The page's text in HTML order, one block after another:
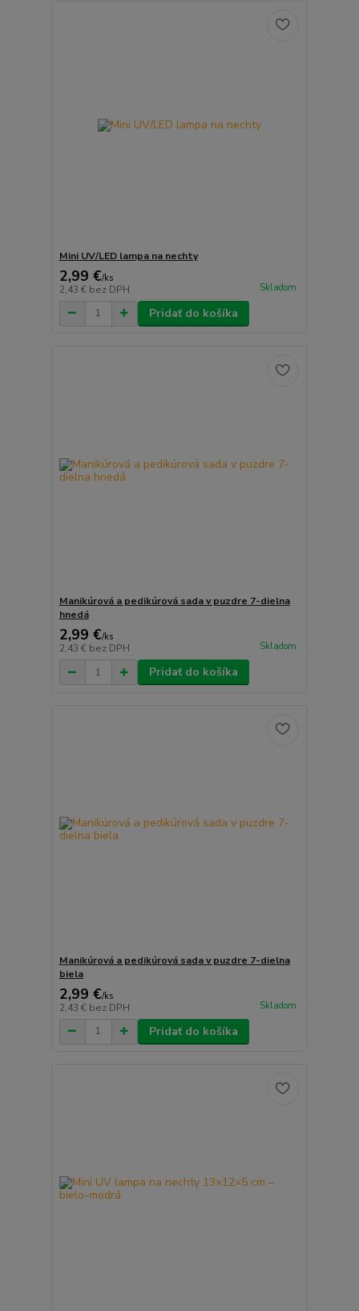
Mini UV/LED lampa na nechty
2,99 €/ks
2,43 € bez DPH Skladom
Pridať do košíka
Manikúrová a pedikúrová sada v puzdre 7-dielna
hnedá
2,99 €/ks
2,43 € bez DPH Skladom
Pridať do košíka
Manikúrová a pedikúrová sada v puzdre 7-dielna
biela
2,99 €/ks
2,43 € bez DPH Skladom
Pridať do košíka